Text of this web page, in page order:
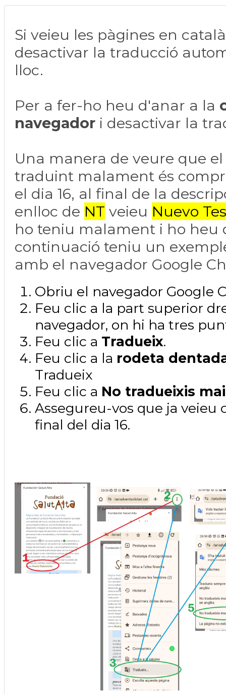
Si veieu les pàgines en
desactivar la traducció
lloc.
Per a fer-ho heu d'anar a la
navegador i desactivar la
Una manera de veure que
traduint malament és
el dia 16, al final de la
enlloc de NT veieu Nuevo
ho teniu malament i ho heu
continuació teniu un
amb el navegador Google
Obriu el navegador Google
Feu clic a la part superior
navegador, on hi ha tres
Feu clic a Tradueix.
Feu clic a la rodeta
Tradueix
Feu clic a No tradueixis
Assegureu-vos que ja
final del dia 16.